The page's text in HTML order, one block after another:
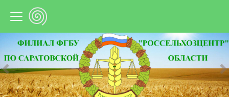
Предыдущий